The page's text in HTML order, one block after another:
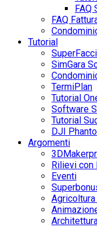
FAQ
FAQ
Tutorial
SimGara
TermiPlan
Tutorial
Software
Tutorial
DJI
Argomenti
Rilievi con
Eventi